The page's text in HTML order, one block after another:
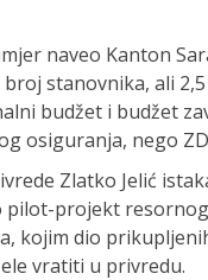
naveo Kanton
stanovnika, ali
budžet i budžet
osiguranja, nego
Zlatko Jelić
pilot-projekt resornog
kojim dio
vratiti u privredu.